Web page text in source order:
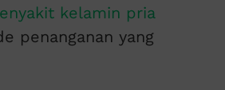
kelamin pria
penanganan yang